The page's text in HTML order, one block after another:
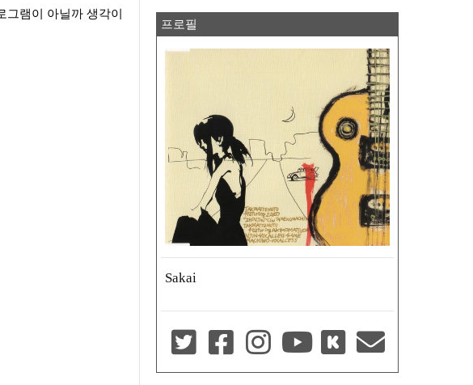
램이 아닐까 생각이
프로필
Sakai